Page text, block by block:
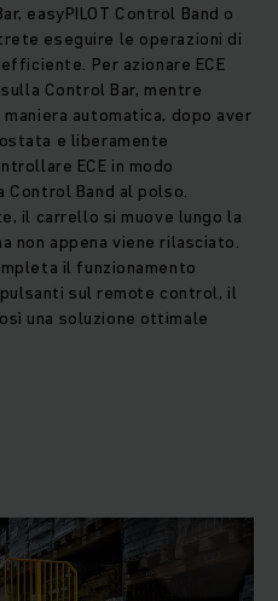
easyPILOT Control Band o
eseguire le operazioni di
Per azionare ECE
Control Bar, mentre
automatica, dopo aver
e liberamente
ECE in modo
Control Band al polso.
il carrello si muove lungo la
non appena viene rilasciato.
il funzionamento
sul remote control, il
una soluzione ottimale